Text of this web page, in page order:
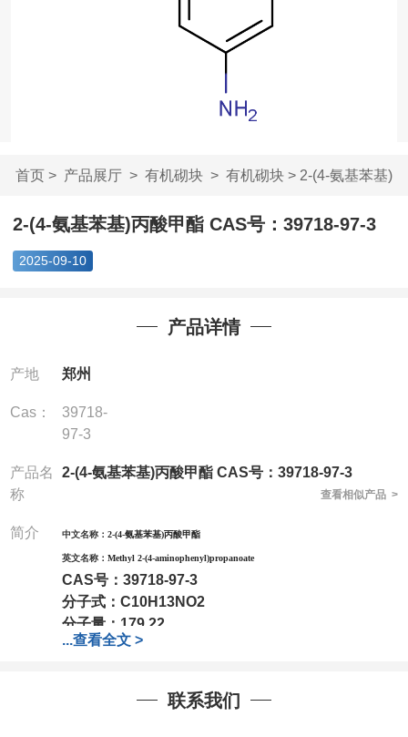
首页> 产品展厅> 有机砌块> 有机砌块> 2-(4-氨基苯基)
丙酸甲酯 CAS...
2-(4-氨基苯基)丙酸甲酯 CAS号：39718-97-3
2025-09-10
产品详情
产地 郑州
Cas：
39718-
97-3
产品名
称
2-(4-氨基苯基)丙酸甲酯 CAS号：39718-97-3
查看相似产品 >
简介 中文名称： 2-(4-氨基苯基)丙酸甲酯
英文名称： Methyl 2-(4-aminophenyl)propanoate
CAS号： 39718-97-3
分子式： C10H13NO2
分子量： 179.22
包装：1Mg ; 5Mg;10Mg ;100Mg;250Mg ;500Mg
我司对高校及科研单位先发货和
作中有用到的试剂,欢迎前来询购,如若出现质量问题,
...查看全文 >
联系我们